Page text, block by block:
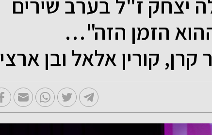
הזמן הזה"…
קורין אלאל ובן ארצי